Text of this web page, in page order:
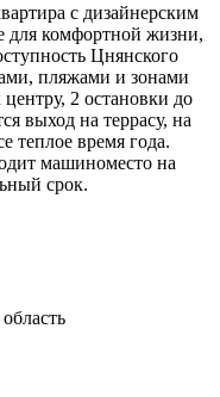
с дизайнерским
для комфортной жизни,
Цнянского
пляжами и зонами
2 остановки до
выход на террасу, на
теплое время года.
машиноместо на
срок.